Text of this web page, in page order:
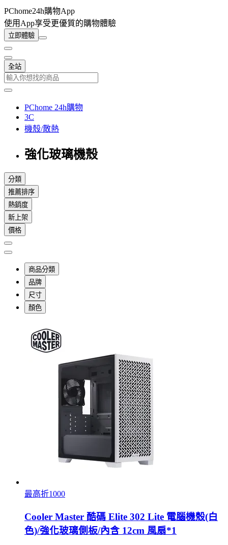
PChome24h購物App
使用App享受更優質的購物體驗
立即體驗
全站
PChome 24h購物
3C
機殼/散熱
強化玻璃機殼
分類
推薦排序
熱銷度
新上架
價格
商品分類
品牌
尺寸
顏色
最高折1000
Cooler Master 酷碼 Elite 302 Lite 電腦機殼(白
色)/強化玻璃側板/內含 12cm 風扇*1